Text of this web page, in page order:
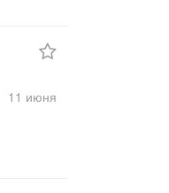
11 июня